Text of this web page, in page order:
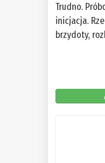
Trudno.
inicjacja.
brzydoty,